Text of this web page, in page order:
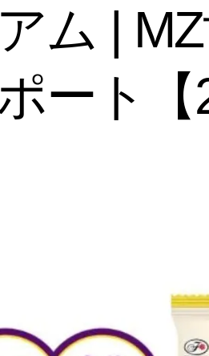
ム |
ート【